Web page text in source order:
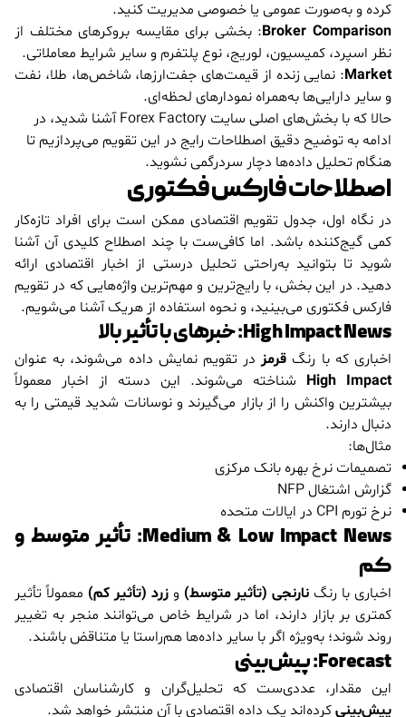
کرده و به‌صورت عمومی یا خصوصی مدیریت کنید.
Broker Comparison: بخشی برای مقایسه بروکرهای مختلف از
نظر اسپرد، کمیسیون، لوریج، نوع پلتفرم و سایر شرایط معاملاتی.
Market: نمایی زنده از قیمت‌های جفت‌ارزها، شاخص‌ها، طلا، نفت
و سایر دارایی‌ها به‌همراه نمودارهای لحظه‌ای.
حالا که با بخش‌های اصلی سایت Forex Factory آشنا شدید، در
ادامه به توضیح دقیق اصطلاحات رایج در این تقویم می‌پردازیم تا
هنگام تحلیل داده‌ها دچار سردرگمی نشوید.
اصطلاحات فارکس فکتوری
در نگاه اول، جدول تقویم اقتصادی ممکن است برای افراد تازه‌کار
کمی گیج‌کننده باشد. اما کافی‌ست با چند اصطلاح کلیدی آن آشنا
شوید تا بتوانید به‌راحتی تحلیل درستی از اخبار اقتصادی ارائه
دهید. در این بخش، با رایج‌ترین و مهم‌ترین واژه‌هایی که در تقویم
فارکس فکتوری می‌بینید، و نحوه استفاده از هریک آشنا می‌شویم.
High Impact News: خبرهای با تأثیر بالا
اخباری که با رنگ قرمزدر تقویم نمایش داده می‌شوند، به عنوان
High Impactشناخته می‌شوند. این دسته از اخبار معمولاً
بیشترین واکنش را از بازار می‌گیرند و نوسانات شدید قیمتی را به
دنبال دارند.
مثال‌ها:
تصمیمات نرخ بهره بانک مرکزی
گزارش اشتغال NFP
نرخ تورم CPI در ایالات متحده
Medium & Low Impact News: تأثیر متوسط و
کم
اخباری با رنگ نارنجی (تأثیر متوسط)و زرد (تأثیر کم)معمولاً تأثیر
کمتری بر بازار دارند، اما در شرایط خاص می‌توانند منجر به تغییر
روند شوند؛ به‌ویژه اگر با سایر داده‌ها هم‌راستا یا متناقض باشند.
Forecast: پیش‌بینی
این مقدار، عددی‌ست که تحلیل‌گران و کارشناسان اقتصادی
پیش‌بینیکرده‌اند یک داده اقتصادی با آن منتشر خواهد شد.